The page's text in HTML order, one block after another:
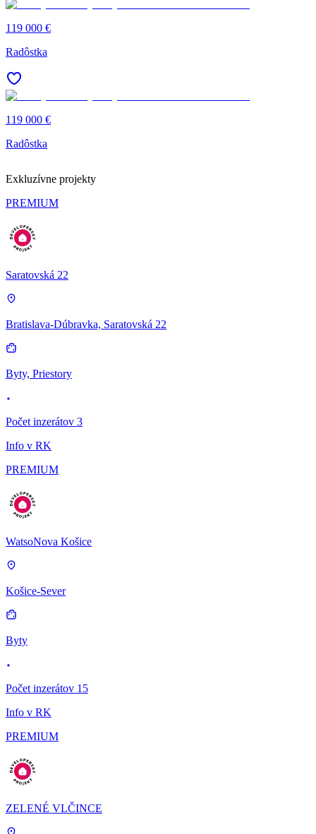
119 000 €
Radôstka
119 000 €
Radôstka
Exkluzívne projekty
PREMIUM
Saratovská 22
Bratislava-Dúbravka, Saratovská 22
Byty, Priestory
Počet inzerátov 3
Info v RK
PREMIUM
WatsoNova Košice
Košice-Sever
Byty
Počet inzerátov 15
Info v RK
PREMIUM
ZELENÉ VLČINCE